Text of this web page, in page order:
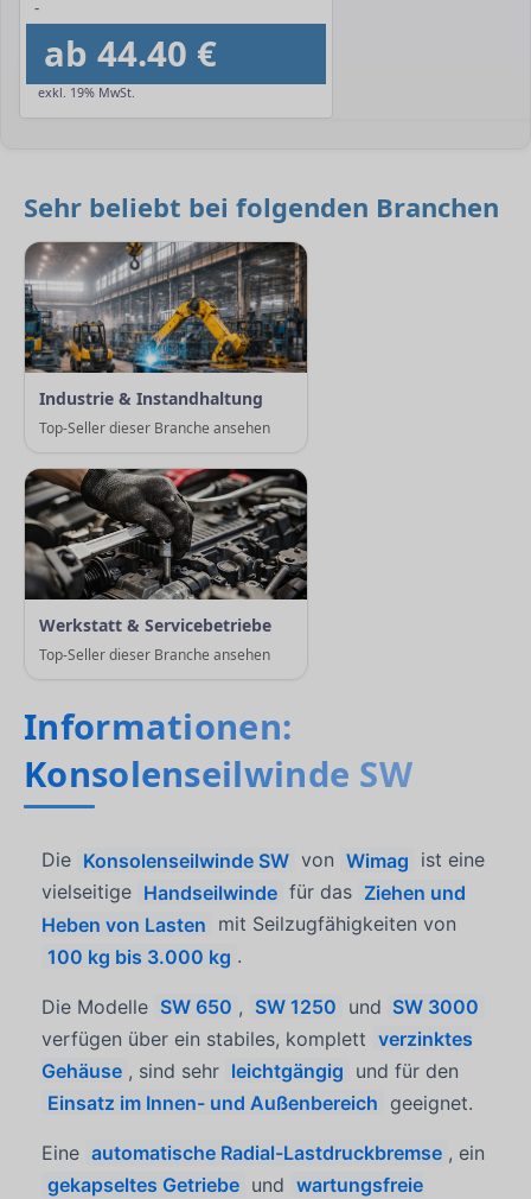
-
ab 44.40 €
exkl. 19% MwSt.
Sehr beliebt bei folgenden Branchen
Industrie & Instandhaltung
Top-Seller dieser Branche ansehen
Werkstatt & Servicebetriebe
Top-Seller dieser Branche ansehen
Informationen:
Konsolenseilwinde SW
Die Konsolenseilwinde SW von Wimag ist eine
vielseitige Handseilwinde für das Ziehen und
Heben von Lasten mit Seilzugfähigkeiten von
100 kg bis 3.000 kg .
Die Modelle SW 650 , SW 1250 und SW 3000
verfügen über ein stabiles, komplett verzinktes
Gehäuse , sind sehr leichtgängig und für den
Einsatz im Innen- und Außenbereich geeignet.
Eine automatische Radial-Lastdruckbremse , ein
gekapseltes Getriebe und wartungsfreie